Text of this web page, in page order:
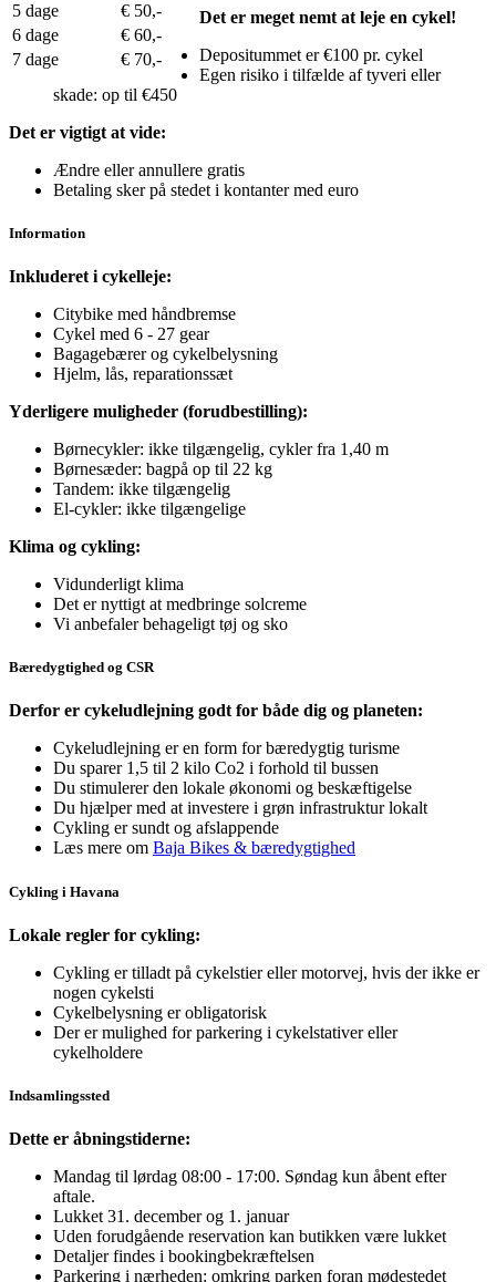
5 dage
€ 50,-
6 dage
€ 60,-
7 dage
€ 70,-
Det er meget nemt at leje en cykel!
Depositummet er €100 pr. cykel
Egen risiko i tilfælde af tyveri eller
skade: op til €450
Det er vigtigt at vide:
Ændre eller annullere gratis
Betaling sker på stedet i kontanter med euro
Information
Inkluderet i cykelleje:
Citybike med håndbremse
Cykel med 6 - 27 gear
Bagagebærer og cykelbelysning
Hjelm, lås, reparationssæt
Yderligere muligheder (forudbestilling):
Børnecykler: ikke tilgængelig, cykler fra 1,40 m
Børnesæder: bagpå op til 22 kg
Tandem: ikke tilgængelig
El-cykler: ikke tilgængelige
Klima og cykling:
Vidunderligt klima
Det er nyttigt at medbringe solcreme
Vi anbefaler behageligt tøj og sko
Bæredygtighed og CSR
Derfor er cykeludlejning godt for både dig og planeten:
Cykeludlejning er en form for bæredygtig turisme
Du sparer 1,5 til 2 kilo Co2 i forhold til bussen
Du stimulerer den lokale økonomi og beskæftigelse
Du hjælper med at investere i grøn infrastruktur lokalt
Cykling er sundt og afslappende
Læs mere om Baja Bikes & bæredygtighed
Cykling i Havana
Lokale regler for cykling:
Cykling er tilladt på cykelstier eller motorvej, hvis der ikke er
nogen cykelsti
Cykelbelysning er obligatorisk
Der er mulighed for parkering i cykelstativer eller
cykelholdere
Indsamlingssted
Dette er åbningstiderne:
Mandag til lørdag 08:00 - 17:00. Søndag kun åbent efter
aftale.
Lukket 31. december og 1. januar
Uden forudgående reservation kan butikken være lukket
Detaljer findes i bookingbekræftelsen
Parkering i nærheden: omkring parken foran mødestedet